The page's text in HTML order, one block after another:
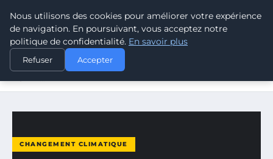
CLIMATE RESPONSE BLOG
ACCUEIL
CHANGEMENT CLIMATIQUE
ALIMENTATION, LOGEMENT, TRANSPORT : CALCULEZ
CHANGEMENT CLIMATIQUE
Nous utilisons des cookies pour améliorer votre expérience
de navigation. En poursuivant, vous acceptez notre
politique de confidentialité. En savoir plus
Refuser Accepter